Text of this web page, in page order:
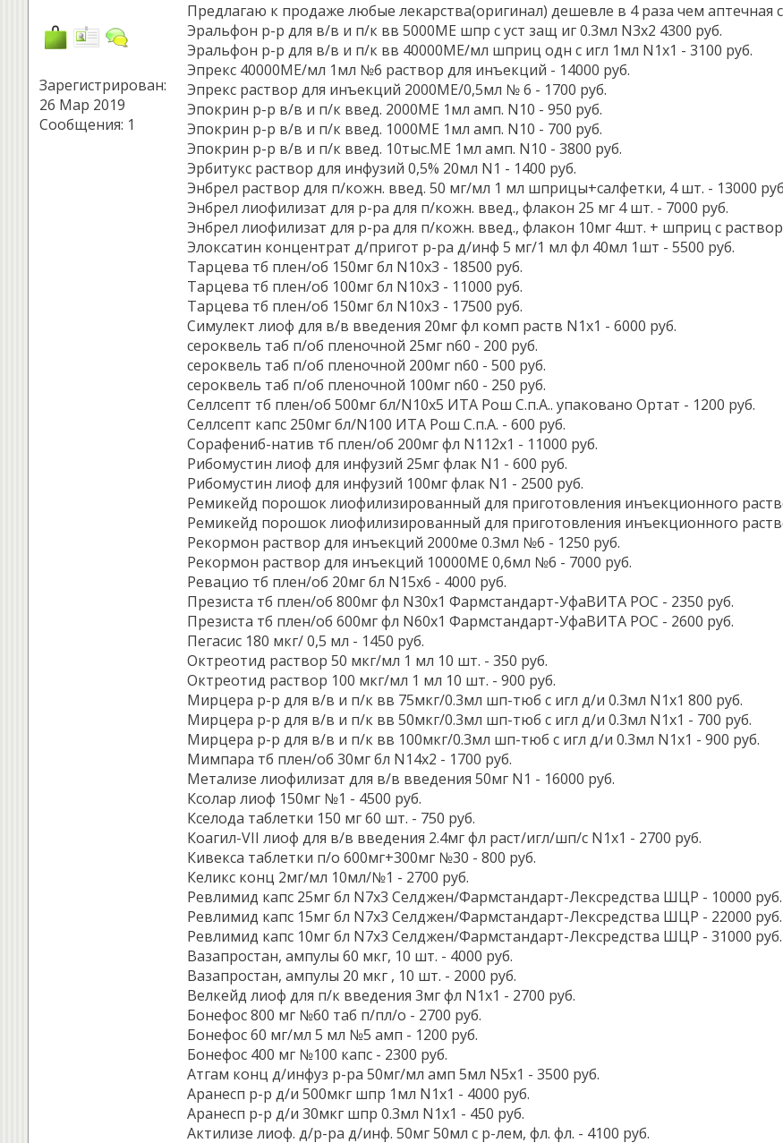
Зарегистрирован:
26 Мар 2019
Сообщения: 1
Пред­ла­гаю к про­даже лю­бые ле­карс­тва(ори­гинал) де­шев­ле в 4 ра­за чем
Эральфон р-р для в/в и п/к вв 5000МЕ шпр с уст защ иг 0.3мл N3x2 4300 руб.
Эральфон р-р для в/в и п/к вв 40000МЕ/мл шприц одн с игл 1мл N1x1 - 3100 руб.
Эпрекс 40000МЕ/мл 1мл №6 раствор для инъекций - 14000 руб.
Эпрекс раствор для инъекций 2000МЕ/0,5мл № 6 - 1700 руб.
Эпокрин р-р в/в и п/к введ. 2000МЕ 1мл амп. N10 - 950 руб.
Эпокрин р-р в/в и п/к введ. 1000МЕ 1мл амп. N10 - 700 руб.
Эпокрин р-р в/в и п/к введ. 10тыс.МЕ 1мл амп. N10 - 3800 руб.
Эрбитукс раствор для инфузий 0,5% 20мл N1 - 1400 руб.
Энбрел раствор для п/кожн. введ. 50 мг/мл 1 мл шприцы+салфетки, 4 шт. - 13000
Энбрел лиофилизат для р-ра для п/кожн. введ., флакон 25 мг 4 шт. - 7000 руб.
Энбрел лиофилизат для р-ра для п/кожн. введ., флакон 10мг 4шт. + шприц с
Элоксатин концентрат д/пригот р-ра д/инф 5 мг/1 мл фл 40мл 1шт - 5500 руб.
Тарцева тб плен/об 150мг бл N10x3 - 18500 руб.
Тарцева тб плен/об 100мг бл N10x3 - 11000 руб.
Тарцева тб плен/об 150мг бл N10x3 - 17500 руб.
Симулект лиоф для в/в введения 20мг фл комп раств N1x1 - 6000 руб.
сероквель таб п/об пленочной 25мг n60 - 200 руб.
сероквель таб п/об пленочной 200мг n60 - 500 руб.
сероквель таб п/об пленочной 100мг n60 - 250 руб.
Селлсепт тб плен/об 500мг бл/N10x5 ИТА Рош С.п.А.. упаковано Ортат - 1200 руб.
Селлсепт капс 250мг бл/N100 ИТА Рош С.п.А. - 600 руб.
Сорафениб-натив тб плен/об 200мг фл N112x1 - 11000 руб.
Рибомустин лиоф для инфузий 25мг флак N1 - 600 руб.
Рибомустин лиоф для инфузий 100мг флак N1 - 2500 руб.
Ремикейд порошок лиофилизированный для приготовления инъекционного
Ремикейд порошок лиофилизированный для приготовления инъекционного
Рекормон раствор для инъекций 2000ме 0.3мл №6 - 1250 руб.
Рекормон раствор для инъекций 10000МЕ 0,6мл №6 - 7000 руб.
Ревацио тб плен/об 20мг бл N15x6 - 4000 руб.
Презиста тб плен/об 800мг фл N30x1 Фармстандарт-УфаВИТА РОС - 2350 руб.
Презиста тб плен/об 600мг фл N60x1 Фармстандарт-УфаВИТА РОС - 2600 руб.
Пегасис 180 мкг/ 0,5 мл - 1450 руб.
Октреотид раствор 50 мкг/мл 1 мл 10 шт. - 350 руб.
Октреотид раствор 100 мкг/мл 1 мл 10 шт. - 900 руб.
Мирцера р-р для в/в и п/к вв 75мкг/0.3мл шп-тюб с игл д/и 0.3мл N1x1 800 руб.
Мирцера р-р для в/в и п/к вв 50мкг/0.3мл шп-тюб с игл д/и 0.3мл N1x1 - 700 руб.
Мирцера р-р для в/в и п/к вв 100мкг/0.3мл шп-тюб с игл д/и 0.3мл N1x1 - 900 руб.
Мимпара тб плен/об 30мг бл N14x2 - 1700 руб.
Метализе лиофилизат для в/в введения 50мг N1 - 16000 руб.
Ксолар лиоф 150мг №1 - 4500 руб.
Кселода таблетки 150 мг 60 шт. - 750 руб.
Коагил-VII лиоф для в/в введения 2.4мг фл раст/игл/шп/с N1x1 - 2700 руб.
Кивекса таблетки п/о 600мг+300мг №30 - 800 руб.
Келикс конц 2мг/мл 10мл/№1 - 2700 руб.
Ревлимид капс 25мг бл N7x3 Селджен/Фармстандарт-Лексредства ШЦР - 10000 руб.
Ревлимид капс 15мг бл N7x3 Селджен/Фармстандарт-Лексредства ШЦР - 22000 руб.
Ревлимид капс 10мг бл N7x3 Селджен/Фармстандарт-Лексредства ШЦР - 31000 руб.
Вазапростан, ампулы 60 мкг, 10 шт. - 4000 руб.
Вазапростан, ампулы 20 мкг , 10 шт. - 2000 руб.
Велкейд лиоф для п/к введения 3мг фл N1x1 - 2700 руб.
Бонефос 800 мг №60 таб п/пл/о - 2700 руб.
Бонефос 60 мг/мл 5 мл №5 амп - 1200 руб.
Бонефос 400 мг №100 капс - 2300 руб.
Атгам конц д/инфуз р-ра 50мг/мл амп 5мл N5x1 - 3500 руб.
Аранесп р-р д/и 500мкг шпр 1мл N1x1 - 4000 руб.
Аранесп р-р д/и 30мкг шпр 0.3мл N1x1 - 450 руб.
Актилизе лиоф. д/р-ра д/инф. 50мг 50мл с р-лем, фл. фл. - 4100 руб.